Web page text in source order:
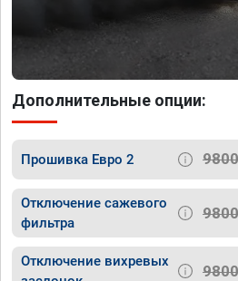
Дополнительные опции:
Прошивка Евро 2 9800
Отключение сажевого
фильтра
9800
Отключение вихревых
9800